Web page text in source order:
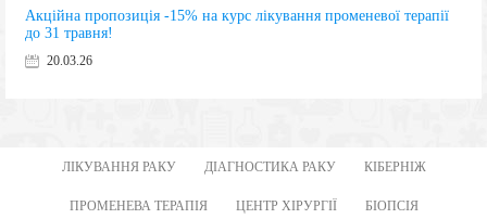
Акційна пропозиція -15% на курс лікування променевої терапії
до 31 травня!
20.03.26
ЛІКУВАННЯ РАКУ ДІАГНОСТИКА РАКУ КІБЕРНІЖ
ПРОМЕНЕВА ТЕРАПІЯ ЦЕНТР ХІРУРГІЇ БІОПСІЯ